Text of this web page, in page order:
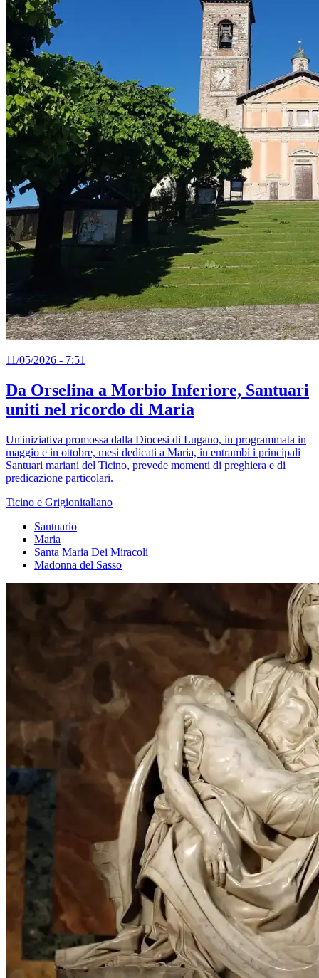
11/05/2026 - 7:51
Da Orselina a Morbio Inferiore, Santuari
uniti nel ricordo di Maria
Un'iniziativa promossa dalla Diocesi di Lugano, in programmata in
maggio e in ottobre, mesi dedicati a Maria, in entrambi i principali
Santuari mariani del Ticino, prevede momenti di preghiera e di
predicazione particolari.
Ticino e Grigionitaliano
Santuario
Maria
Santa Maria Dei Miracoli
Madonna del Sasso